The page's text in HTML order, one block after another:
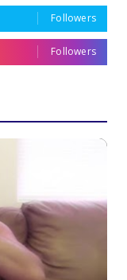
Followers
Followers